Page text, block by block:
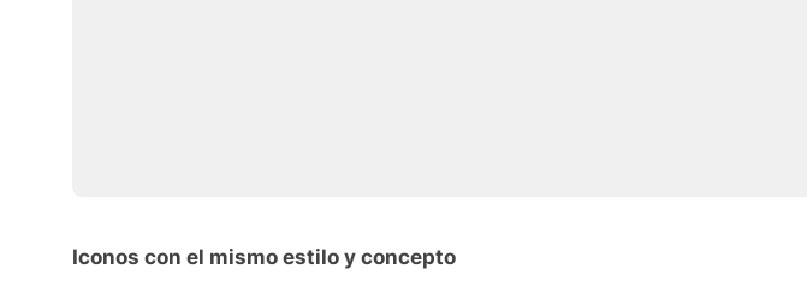
Iconos con el mismo estilo y concepto